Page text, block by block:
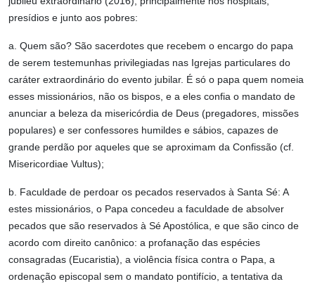
presídios e junto aos pobres:
a. Quem são? São sacerdotes que recebem o encargo do papa
de serem testemunhas privilegiadas nas Igrejas particulares do
caráter extraordinário do evento jubilar. É só o papa quem nomeia
esses missionários, não os bispos, e a eles confia o mandato de
anunciar a beleza da misericórdia de Deus (pregadores, missões
populares) e ser confessores humildes e sábios, capazes de
grande perdão por aqueles que se aproximam da Confissão (cf.
Misericordiae Vultus);
b. Faculdade de perdoar os pecados reservados à Santa Sé: A
estes missionários, o Papa concedeu a faculdade de absolver
pecados que são reservados à Sé Apostólica, e que são cinco de
acordo com direito canônico: a profanação das espécies
consagradas (Eucaristia), a violência física contra o Papa, a
ordenação episcopal sem o mandato pontifício, a tentativa da